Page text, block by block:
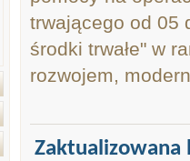
trwającego od 05
środki trwałe" w
rozwojem,
Zaktualizowana